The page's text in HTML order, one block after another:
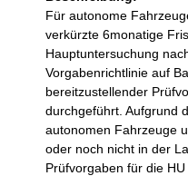
Für autonome
verkürzte 6monatige
Hauptuntersuchung
Vorgabenrichtlinie auf
bereitzustellender
durchgeführt. Aufgrund
autonomen Fahrzeuge
oder noch nicht in der
Prüfvorgaben für die